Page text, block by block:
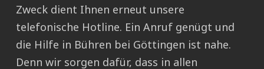
Zweck dient Ihnen erneut unsere
telefonische Hotline. Ein Anruf genügt und
die Hilfe in Bühren bei Göttingen ist nahe.
Denn wir sorgen dafür, dass in allen